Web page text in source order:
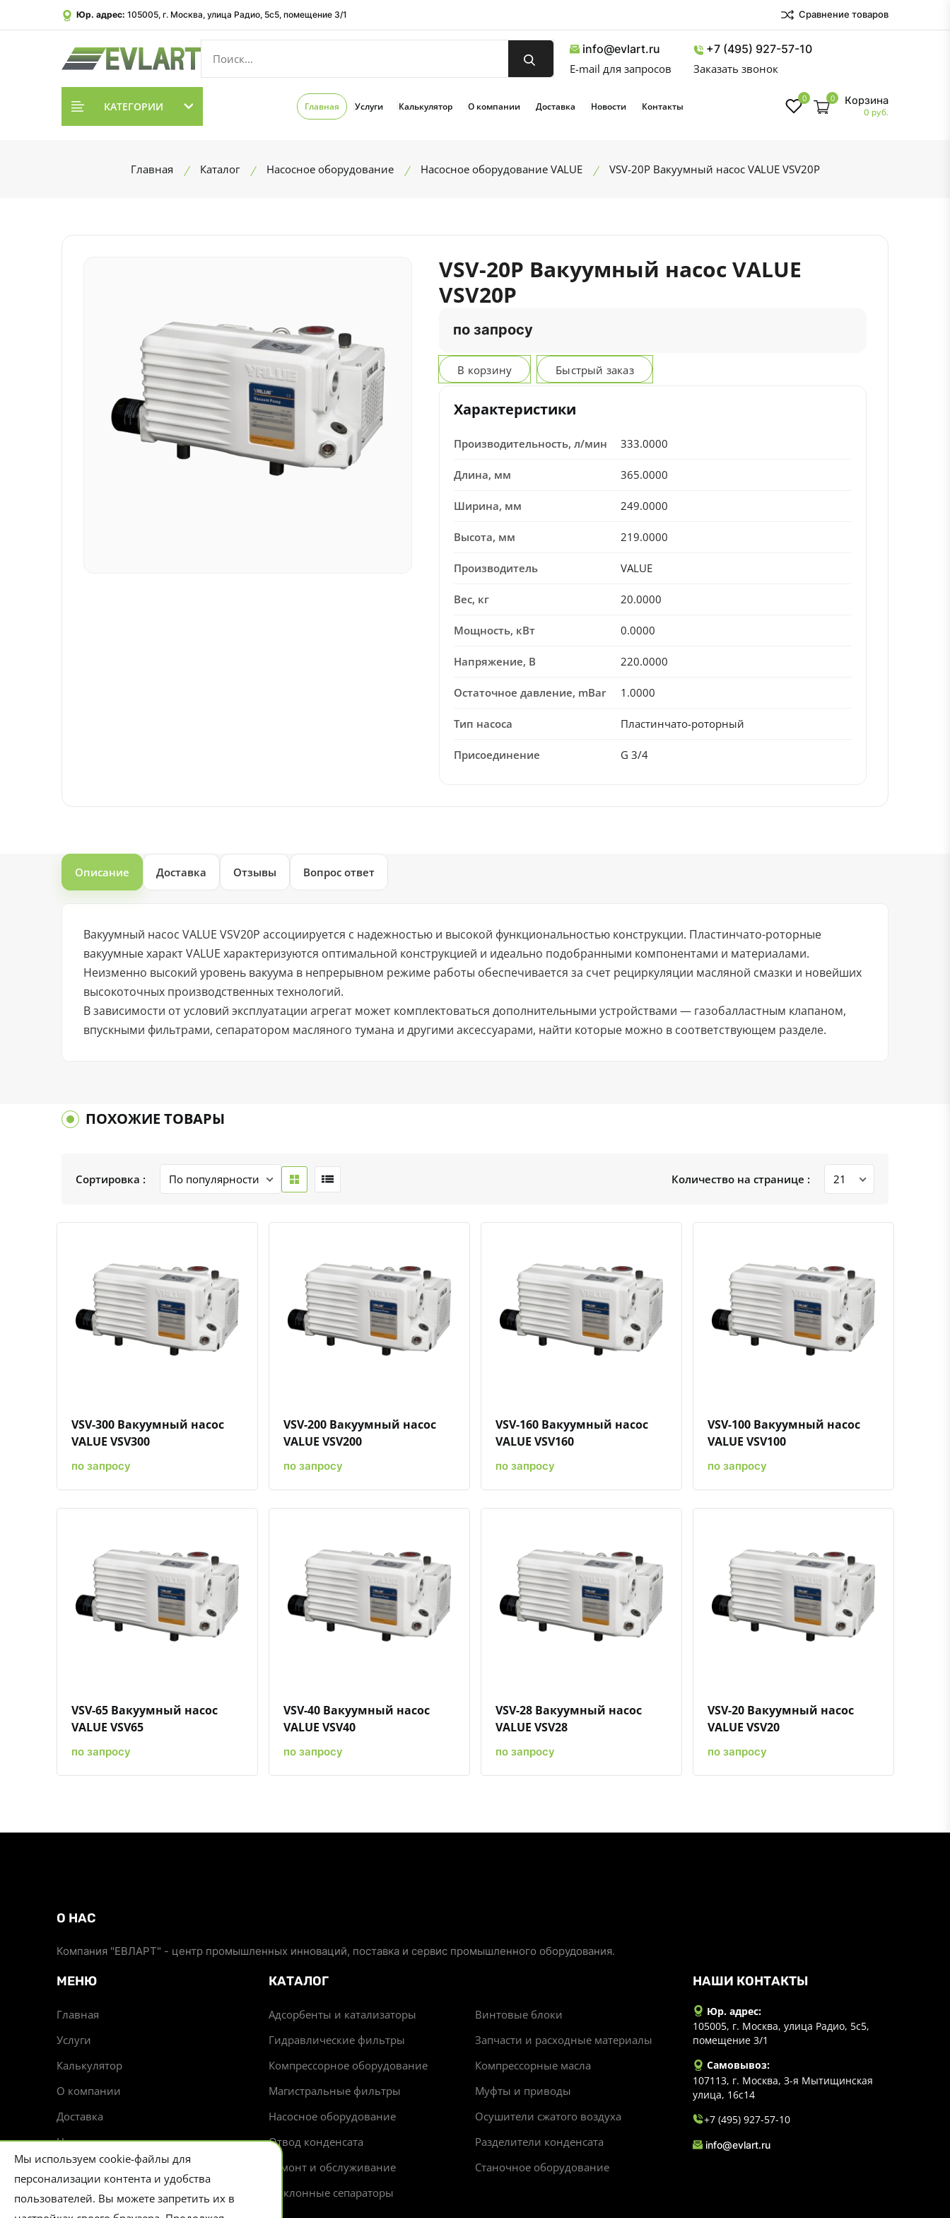
Юр. адрес: 105005, г. Москва, улица Радио, 5с5, помещение 3/1 Сравнение товаров
info@evlart.ru
E-mail для запросов
+7 (495) 927-57-10
Заказать звонок
КАТЕГОРИИ Главная Услуги Калькулятор О компании Доставка Новости Контакты
0 0 Корзина
0 руб.
Главная Каталог Насосное оборудование Насосное оборудование VALUE VSV-20P Вакуумный насос VALUE VSV20P
VSV-20P Вакуумный насос VALUE
VSV20P
по запросу
В корзину Быстрый заказ
Характеристики
Производительность, л/мин 333.0000
Длина, мм 365.0000
Ширина, мм 249.0000
Высота, мм 219.0000
Производитель VALUE
Вес, кг 20.0000
Мощность, кВт 0.0000
Напряжение, В 220.0000
Остаточное давление, mBar 1.0000
Тип насоса Пластинчато-роторный
Присоединение G 3/4
Описание Доставка Отзывы Вопрос ответ
Вакуумный насос VALUE VSV20P ассоциируется с надежностью и высокой функциональностью конструкции. Пластинчато-роторные
вакуумные характ VALUE характеризуются оптимальной конструкцией и идеально подобранными компонентами и материалами.
Неизменно высокий уровень вакуума в непрерывном режиме работы обеспечивается за счет рециркуляции масляной смазки и новейших
высокоточных производственных технологий.
В зависимости от условий эксплуатации агрегат может комплектоваться дополнительными устройствами — газобалластным клапаном,
впускными фильтрами, сепаратором масляного тумана и другими аксессуарами, найти которые можно в соответствующем разделе.
ПОХОЖИЕ ТОВАРЫ
Сортировка : Количество на странице :
Быстрый просмотрДобавить к сравнению
Добавить в избранное
VSV-300 Вакуумный насос
VALUE VSV300
по запросу
Быстрый просмотрДобавить к сравнению
Добавить в избранное
VSV-200 Вакуумный насос
VALUE VSV200
по запросу
Быстрый просмотрДобавить к сравнению
Добавить в избранное
VSV-160 Вакуумный насос
VALUE VSV160
по запросу
Быстрый просмотрДобавить к сравнению
Добавить в избранное
VSV-100 Вакуумный насос
VALUE VSV100
по запросу
Быстрый просмотрДобавить к сравнению
Добавить в избранное
VSV-65 Вакуумный насос
VALUE VSV65
по запросу
Быстрый просмотрДобавить к сравнению
Добавить в избранное
VSV-40 Вакуумный насос
VALUE VSV40
по запросу
Быстрый просмотрДобавить к сравнению
Добавить в избранное
VSV-28 Вакуумный насос
VALUE VSV28
по запросу
Быстрый просмотрДобавить к сравнению
Добавить в избранное
VSV-20 Вакуумный насос
VALUE VSV20
по запросу
О НАС
Компания "ЕВЛАРТ" - центр промышленных инноваций, поставка и сервис промышленного оборудования.
МЕНЮ
Главная
Услуги
Калькулятор
О компании
Доставка
Новости
Контакты
КАТАЛОГ
Адсорбенты и катализаторы
Винтовые блоки
Гидравлические фильтры
Запчасти и расходные материалы
Компрессорное оборудование
Компрессорные масла
Магистральные фильтры
Муфты и приводы
Насосное оборудование
Осушители сжатого воздуха
Отвод конденсата
Разделители конденсата
Ремонт и обслуживание
Станочное оборудование
Циклонные сепараторы
НАШИ КОНТАКТЫ
Юр. адрес:
105005, г. Москва, улица Радио, 5с5,
помещение 3/1
Самовывоз:
107113, г. Москва, 3-я Мытищинская
улица, 16с14
+7 (495) 927-57-10
info@evlart.ru
Мы используем cookie-файлы для
персонализации контента и удобства
пользователей. Вы можете запретить их в